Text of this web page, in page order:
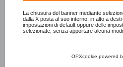
Consulta l'informativa
La chiusura del banner mediante
dalla X posta al suo interno, in alto a
impostazioni di default oppure delle
selezionate, senza apportare alcuna
OPXcookie powered